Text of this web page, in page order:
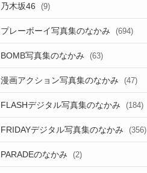
乃木坂46 (9)
プレーボーイ写真集のなかみ (694)
BOMB写真集のなかみ (63)
漫画アクション写真集のなかみ (47)
FLASHデジタル写真集のなかみ (184)
FRIDAYデジタル写真集のなかみ (356)
PARADEのなかみ (2)